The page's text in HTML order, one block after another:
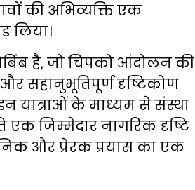
की अभिव्यक्ति एक
लिया।
है, जो चिपको आंदोलन की
सहानुभूतिपूर्ण दृष्टिकोण
यात्राओं के माध्यम से संस्था
जिम्मेदार नागरिक दृष्टि
और प्रेरक प्रयास का एक